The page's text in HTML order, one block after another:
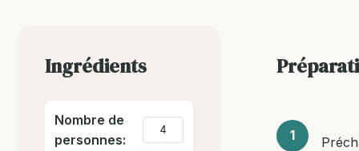
Ingrédients
Nombre de
personnes: